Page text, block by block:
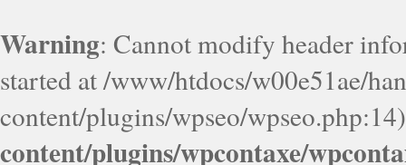
Warning: Cannot modify header
started at /www/htdocs/w00e51ae/
content/plugins/wpseo/
content/plugins/wpcontaxe/